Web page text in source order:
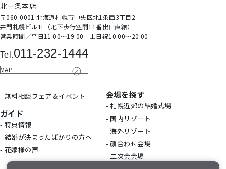
北⼀条本店
〒060-0001 北海道札幌市中央区北1条⻄3丁⽬2
井⾨札幌ビル1F（地下歩⾏空間11番出⼝直結）
営業時間∕平日11:00～19:00 土日祝10:00～20:00
Tel.011-232-1444
MAP
- 無料相談フェア＆イベント
ガイド
- 特典情報
- 結婚が決まったばかりの方へ
- 花嫁様の声
会場を探す
- 札幌近郊の結婚式場
- 国内リゾート
- 海外リゾート
- 顔合わせ会場
- 二次会会場